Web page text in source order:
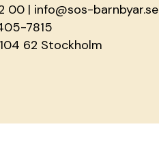
00 | info@sos-barnbyar.se
7815
62 Stockholm